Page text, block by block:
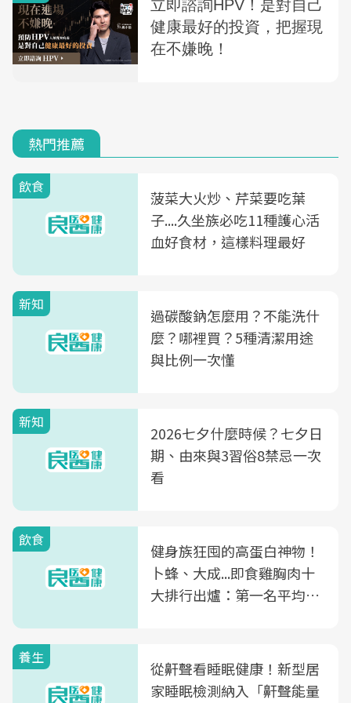
熱門推薦
飲食
菠菜大火炒、芹菜要吃葉
子....久坐族必吃11種護心活
血好食材，這樣料理最好
新知
過碳酸鈉怎麼用？不能洗什
麼？哪裡買？5種清潔用途
與比例一次懂
新知
2026七夕什麼時候？七夕日
期、由來與3習俗8禁忌一次
看
飲食
健身族狂囤的高蛋白神物！
卜蜂、大成...即食雞胸肉十
大排行出爐：第一名平均一
養生
從鼾聲看睡眠健康！新型居
家睡眠檢測納入「鼾聲能量